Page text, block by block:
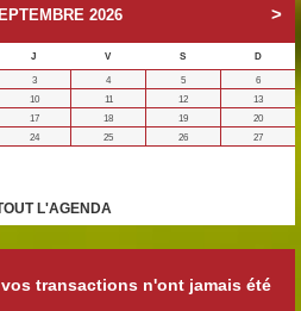
2026
J V S
D
3 4 5
6
10 11 12
13
17 18 19
20
24 25 26
27
L'AGENDA
transactions n'ont jamais été